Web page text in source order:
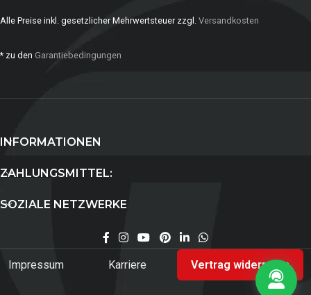
Alle Preise inkl. gesetzlicher Mehrwertsteuer zzgl. Versandkosten
* zu den Garantiebedingungen
INFORMATIONEN
ZAHLUNGSMITTEL:
SOZIALE NETZWERKE
Impressum Karriere Vertrag widerrufen